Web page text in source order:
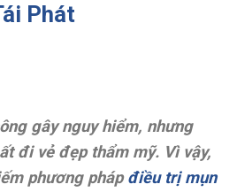
Phát
gây nguy hiểm, nhưng
đi vẻ đẹp thẩm mỹ. Vì vậy,
phương phápđiều trị mụn